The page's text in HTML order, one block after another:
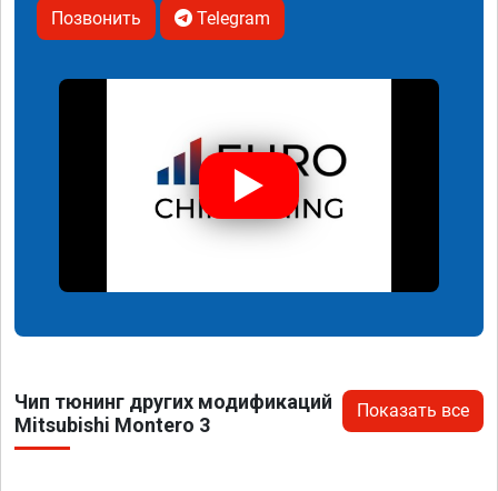
Позвонить Telegram
Чип тюнинг других модификаций
Mitsubishi Montero 3
Показать все